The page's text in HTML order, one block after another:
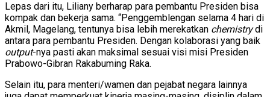
Lepas dari itu, Liliany berharap para pembantu Presiden bisa
kompak dan bekerja sama. “Penggemblengan selama 4 hari di
Akmil, Magelang, tentunya bisa lebih merekatkan chemistrydi
antara para pembantu Presiden. Dengan kolaborasi yang baik
output-nya pasti akan maksimal sesuai visi misi Presiden
Prabowo-Gibran Rakabuming Raka.
Selain itu, para menteri/wamen dan pejabat negara lainnya